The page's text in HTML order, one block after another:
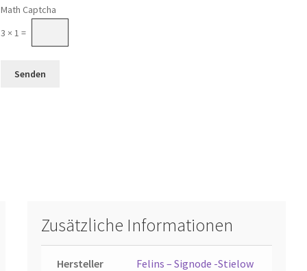
Math Captcha
3 × 1 =
Zusätzliche Informationen
Hersteller Felins – Signode -Stielow